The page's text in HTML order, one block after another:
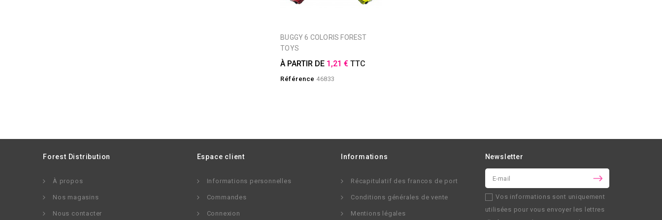
BUGGY 6 COLORIS FOREST
TOYS
À PARTIR DE 1,21 € TTC
Référence 46833
Forest Distribution
À propos
Nos magasins
Nous contacter
Espace client
Informations personnelles
Commandes
Connexion
Informations
Récapitulatif des francos de port
Conditions générales de vente
Mentions légales
Newsletter
Vos informations sont uniquement
utilisées pour vous envoyer les lettres